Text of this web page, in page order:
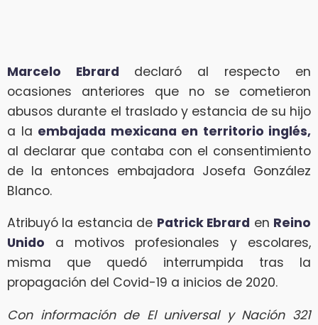
Marcelo Ebrard declaró al respecto en
ocasiones anteriores que no se cometieron
abusos durante el traslado y estancia de su hijo
a la embajada mexicana en territorio inglés,
al declarar que contaba con el consentimiento
de la entonces embajadora Josefa González
Blanco.
Atribuyó la estancia de Patrick Ebrard en Reino
Unido a motivos profesionales y escolares,
misma que quedó interrumpida tras la
propagación del Covid-19 a inicios de 2020.
Con información de El universal y Nación 321